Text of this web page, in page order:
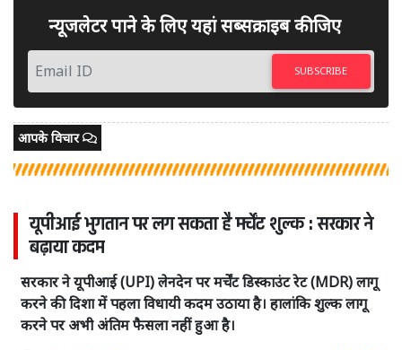
न्यूजलेटर पाने के लिए यहां सब्सक्राइब कीजिए
SUBSCRIBE
आपके विचार
यूपीआई भुगतान पर लग सकता है मर्चेंट शुल्क : सरकार ने
बढ़ाया कदम
सरकार ने यूपीआई (UPI) लेनदेन पर मर्चेंट डिस्काउंट रेट (MDR) लागू
करने की दिशा में पहला विधायी कदम उठाया है। हालांकि शुल्क लागू
करने पर अभी अंतिम फैसला नहीं हुआ है।